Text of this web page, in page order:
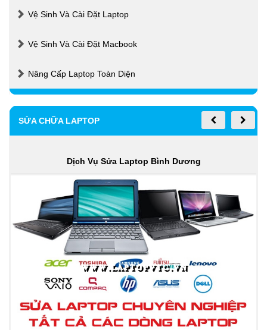
Vệ Sinh Và Cài Đặt Laptop
Vệ Sinh Và Cài Đặt Macbook
Nâng Cấp Laptop Toàn Diện
SỬA CHỮA LAPTOP
Dịch Vụ Sửa Laptop Bình Dương